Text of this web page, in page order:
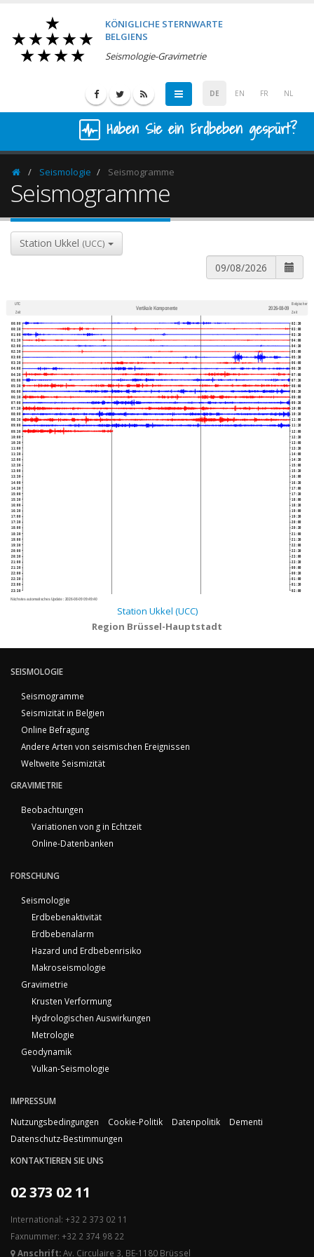
KÖNIGLICHE STERNWARTE
BELGIENS
Seismologie-Gravimetrie
DE EN FR NL
Haben Sie ein Erdbeben gespürt?
HomepageSeismologie Seismogramme
Seismogramme
Station Ukkel (UCC)
UTC
Zeit
Vertikale Komponente 2026-08-09
Belgischer
Zeit
00:00
00:30
01:00
01:30
02:00
02:30
03:00
03:30
04:00
04:30
05:00
05:30
06:00
06:30
07:00
07:30
08:00
08:30
09:00
09:30
10:00
10:30
11:00
11:30
12:00
12:30
13:00
13:30
14:00
14:30
15:00
15:30
16:00
16:30
17:00
17:30
18:00
18:30
19:00
19:30
20:00
20:30
21:00
21:30
22:00
22:30
23:00
23:30
02:30
03:00
03:30
04:00
04:30
05:00
05:30
06:00
06:30
07:00
07:30
08:00
08:30
09:00
09:30
10:00
10:30
11:00
11:30
12:00
12:30
13:00
13:30
14:00
14:30
15:00
15:30
16:00
16:30
17:00
17:30
18:00
18:30
19:00
19:30
20:00
20:30
21:00
21:30
22:00
22:30
23:00
23:30
00:00
00:30
01:00
01:30
02:00
Nächstes automatisches Update : 2026-08-09 09:49:40
Station Ukkel (UCC)
Region Brüssel-Hauptstadt
SEISMOLOGIE
Seismogramme
Seismizität in Belgien
Online Befragung
Andere Arten von seismischen Ereignissen
Weltweite Seismizität
GRAVIMETRIE
Beobachtungen
Variationen von g in Echtzeit
Online-Datenbanken
FORSCHUNG
Seismologie
Erdbebenaktivität
Erdbebenalarm
Hazard und Erdbebenrisiko
Makroseismologie
Gravimetrie
Krusten Verformung
Hydrologischen Auswirkungen
Metrologie
Geodynamik
Vulkan-Seismologie
IMPRESSUM
Nutzungsbedingungen
Cookie-Politik Datenpolitik
Dementi
Datenschutz-Bestimmungen
KONTAKTIEREN SIE UNS
02 373 02 11
International: +32 2 373 02 11
Faxnummer: +32 2 374 98 22
Anschrift:Av. Circulaire 3, BE-1180 Brüssel